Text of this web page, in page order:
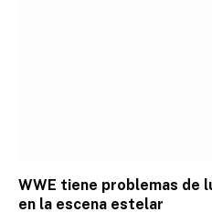
WWE tiene problemas de
en la escena estelar